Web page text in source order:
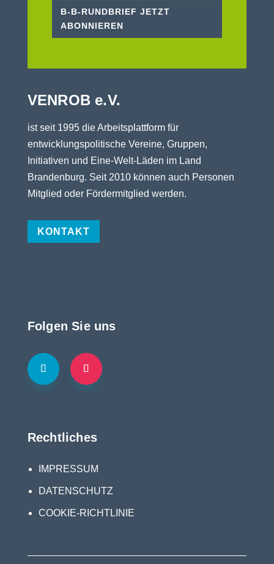
B-B-RUNDBRIEF JETZT
ABONNIEREN
VENROB e.V.
ist seit 1995 die Arbeitsplattform für
entwicklungspolitische Vereine, Gruppen,
Initiativen und Eine-Welt-Läden im Land
Brandenburg. Seit 2010 können auch Personen
Mitglied oder Fördermitglied werden.
KONTAKT
Folgen Sie uns
Rechtliches
IMPRESSUM
DATENSCHUTZ
COOKIE-RICHTLINIE